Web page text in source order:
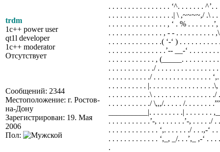
trdm
1c++ power user
qt1l developer
1c++ moderator
Отсутствует
Сообщений: 2344
Местоположение: г. Ростов-
на-Дону
Зарегистрирован: 19. Мая
2006
Пол:
. . . . . . . . . . . . . . . . ‘^. . . . . . . ^’.
. . . . . . . . . . . . . . . . .| \ ,~~~~,/ .\ .
. . . . . . . . . . . . . . . , ‘ . % . . . . . .
. . . . . . . . . . . . . . , - - . . . . . . . . . .
. . . . . . . . . . . . . .( ‘-‘ ) . . . . . . . . .
. . . . . . . . . . . . . . .’-- __-‘ . . . . . . .
. . . . . . . . . . . . , (_____. . . . . . . . .
. . . . . . . . . . . ./ . . . . . . . . . . . . . . .
. . . . . . . . . . ./ . . . . . . . . . . . . . . .
. . . . . . . . . . |. . . . . . . . . . . . . . . . .\,
. . . . . . . . . . .\ . . . . . . . . . . . . . . . ./
. . . . . . . . . . ./ \,,,/. . . . . /. . . . . . .
__________|. . . . . . . . .| . . . . . . .
. . . . . . . . . . .’-, . . . . . . .’-, . . . . ./
. . . . . . . . . . . . . ‘,. . . . . . ./ . . .,-‘ .
. . . . . . . . . . . . . ‘,_, _/. . .’,_ ,-‘ . .
.